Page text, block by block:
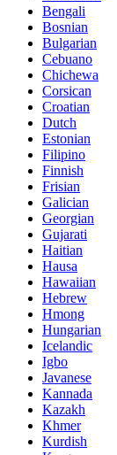
Bengali
Bosnian
Bulgarian
Cebuano
Chichewa
Corsican
Croatian
Dutch
Estonian
Filipino
Finnish
Frisian
Galician
Georgian
Gujarati
Haitian
Hausa
Hawaiian
Hebrew
Hmong
Hungarian
Icelandic
Igbo
Javanese
Kannada
Kazakh
Khmer
Kurdish